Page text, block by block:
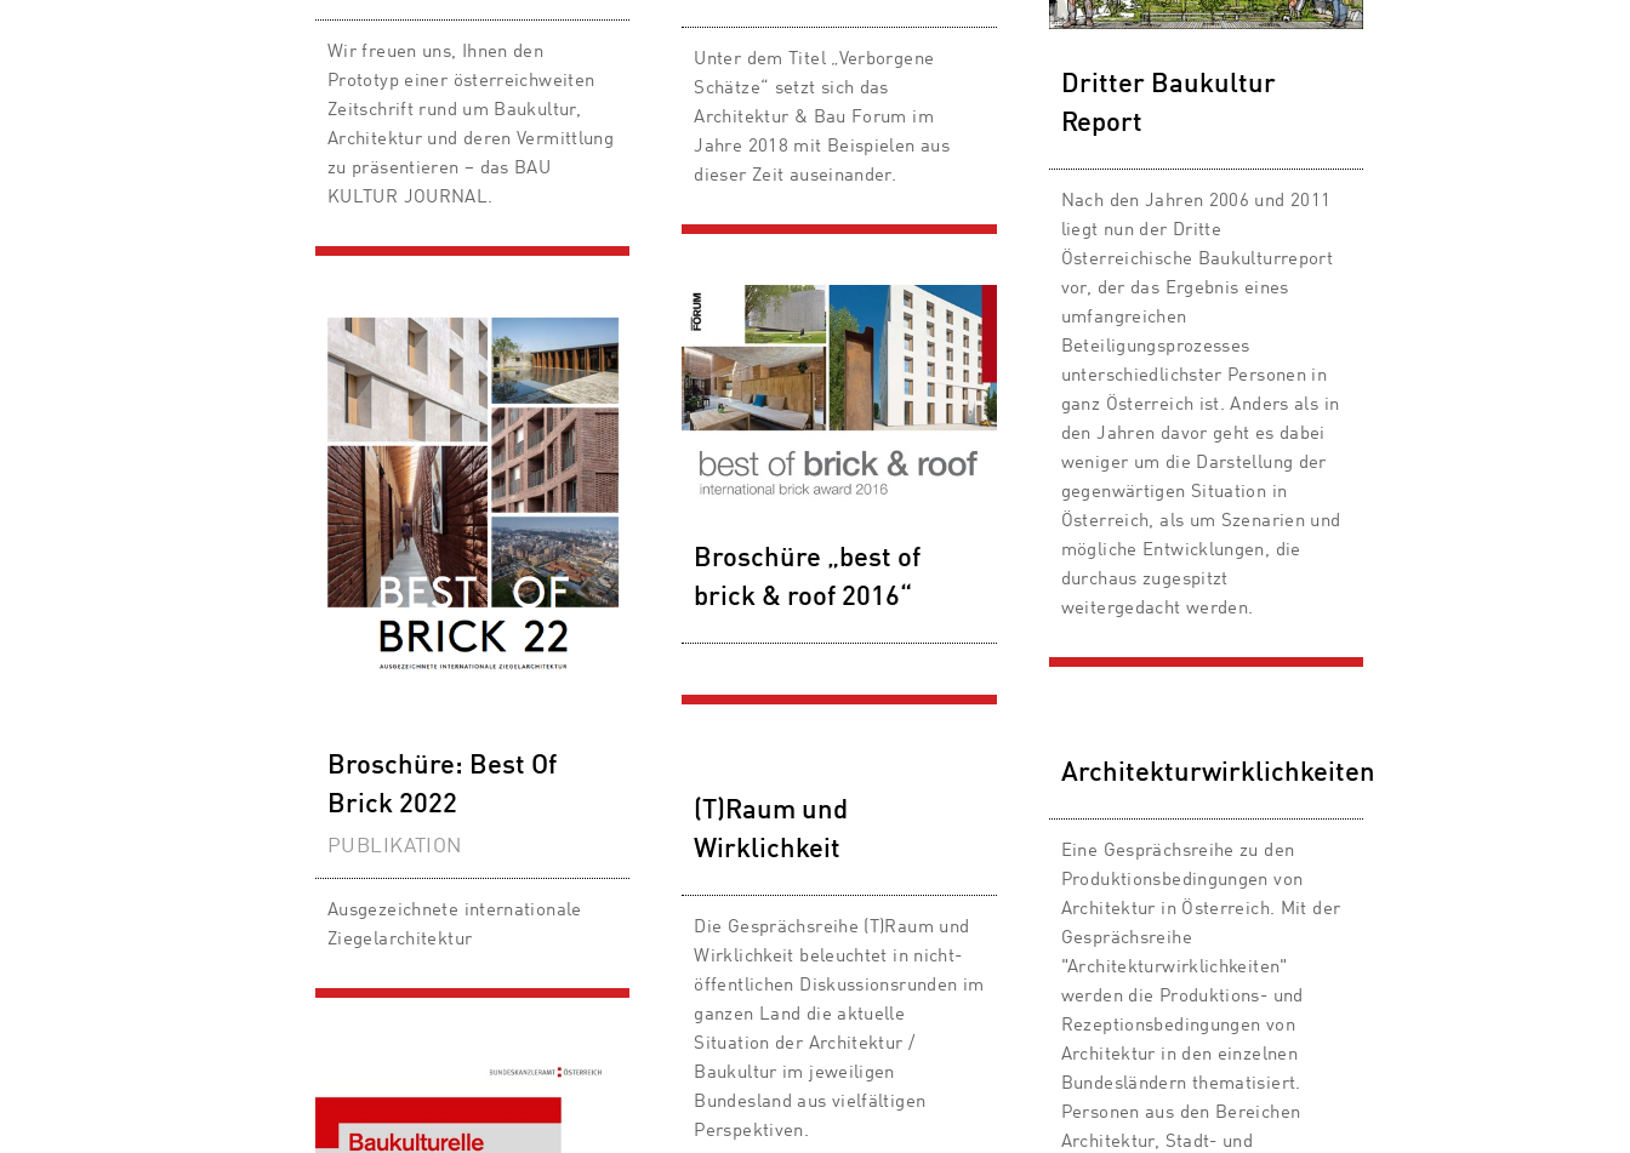
Wir freuen uns, Ihnen den
Prototyp einer österreichweiten
Zeitschrift rund um Baukultur,
Architektur und deren Vermittlung
zu präsentieren – das BAU
KULTUR JOURNAL.
Broschüre: Best Of
Brick 2022
PUBLIKATION
Ausgezeichnete internationale
Ziegelarchitektur
Unter dem Titel „Verborgene
Schätze“ setzt sich das
Architektur & Bau Forum im
Jahre 2018 mit Beispielen aus
dieser Zeit auseinander.
Dritter Baukultur
Report
Nach den Jahren 2006 und 2011
liegt nun der Dritte
Österreichische Baukulturreport
vor, der das Ergebnis eines
umfangreichen
Beteiligungsprozesses
unterschiedlichster Personen in
ganz Österreich ist. Anders als in
den Jahren davor geht es dabei
weniger um die Darstellung der
gegenwärtigen Situation in
Österreich, als um Szenarien und
mögliche Entwicklungen, die
durchaus zugespitzt
weitergedacht werden.
Broschüre „best of
brick & roof 2016“
Architekturwirklichkeiten
Eine Gesprächsreihe zu den
Produktionsbedingungen von
Architektur in Österreich. Mit der
Gesprächsreihe
"Architekturwirklichkeiten"
werden die Produktions- und
Rezeptionsbedingungen von
Architektur in den einzelnen
Bundesländern thematisiert.
Personen aus den Bereichen
Architektur, Stadt- und
(T)Raum und
Wirklichkeit
Die Gesprächsreihe (T)Raum und
Wirklichkeit beleuchtet in nicht-
öffentlichen Diskussionsrunden im
ganzen Land die aktuelle
Situation der Architektur /
Baukultur im jeweiligen
Bundesland aus vielfältigen
Perspektiven.